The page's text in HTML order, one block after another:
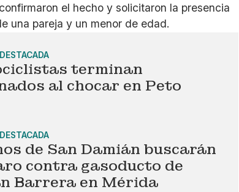
el hecho y solicitaron la presencia
una pareja y un menor de edad.
terminan
al chocar en Peto
de San Damián buscarán
contra gasoducto de
Barrera en Mérida